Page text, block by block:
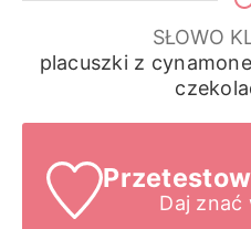
SŁOWO
placuszki z
Daj znać